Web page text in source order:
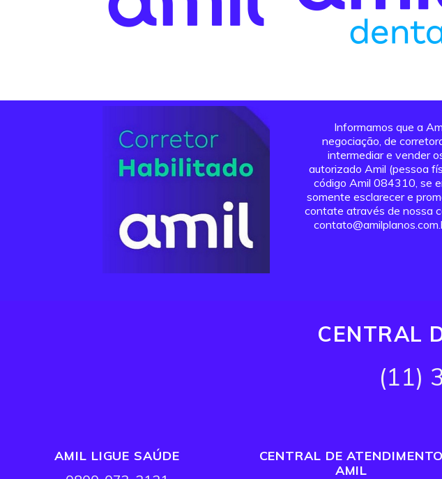
Informamos que a
negociação, de
intermediar e vender
autorizado Amil (pessoa
código Amil 084310, se
somente esclarecer e
contate através de nossa
CENTRAL
(11)
AMIL LIGUE SAÚDE
CENTRAL DE ATENDIMENTO
AMIL